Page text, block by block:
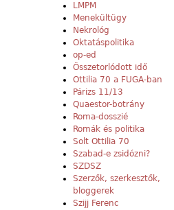
LMPM
Menekültügy
Nekrológ
Oktatáspolitika
op-ed
Összetorlódott idő
Ottilia 70 a FUGA-ban
Párizs 11/13
Quaestor-botrány
Roma-dosszié
Romák és politika
Solt Ottilia 70
Szabad-e zsidózni?
SZDSZ
Szerzők, szerkesztők,
bloggerek
Szijj Ferenc